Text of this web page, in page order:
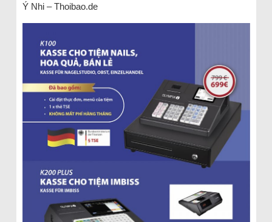
Ý Nhi – Thoibao.de